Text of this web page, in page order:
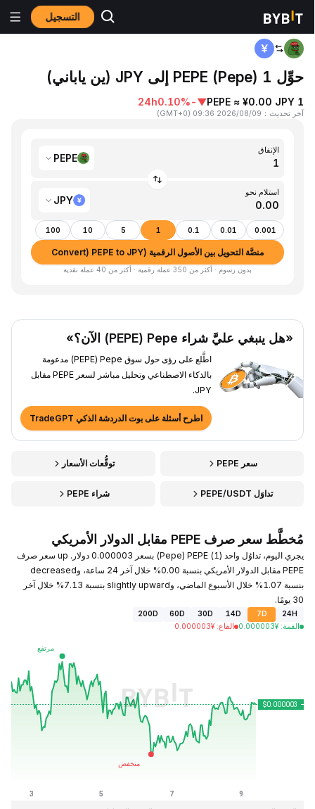
التسجيل المنزٍل PEPE to JPY
حوِّل 1 PEPE (Pepe) إلى JPY (ين ياباني)
1 PEPE ≈ ¥0.00 JPY
▼
-0.10%
24h
آخر تحديث：
2026/08/09 09:36
(
GMT+0
)
الإنفاق
PEPE
استلام نحو
JPY
0.001
0.01
0.1
1
5
10
100
منصَّة التحويل بين الأصول الرقمية (Convert) PEPE to JPY
بدون رسوم · أكثر من 350 عملة رقمية · أكثر من 40 عملة نقدية
«هل ينبغي عليَّ شراء Pepe ‏(PEPE) الآن؟»
اطَّلع على رؤى حول سوق Pepe ‏(PEPE) مدعومة
بالذكاء الاصطناعي وتحليل مباشر لسعر PEPE مقابل
JPY.
اطرح أسئلة على بوت الدردشة الذكي TradeGPT
سعر PEPE توقُّعات الأسعار
تداوَل PEPE/USDT شراء PEPE
مُخطَّط سعر صرف PEPE مقابل الدولار الأمريكي
يجري اليوم، تداوُل واحد (1) PEPE ‏(Pepe) بسعر 0.000003 دولار. up سعر صرف
PEPE مقابل الدولار الأمريكي بنسبة 0.00% خلال آخر 24 ساعة، وdecreased
بنسبة 1.07% خلال الأسبوع الماضي، وslightly upward بنسبة 7.13% خلال آخر
30 يومًا.
24H
7D
14D
30D
60D
200D
القمة:
¥
0.000003 القاع:
¥
0.000003